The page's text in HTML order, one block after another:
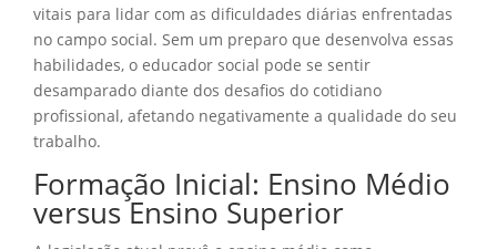
vitais para lidar com as dificuldades diárias enfrentadas
no campo social. Sem um preparo que desenvolva essas
habilidades, o educador social pode se sentir
desamparado diante dos desafios do cotidiano
profissional, afetando negativamente a qualidade do seu
trabalho.
Formação Inicial: Ensino Médio
versus Ensino Superior